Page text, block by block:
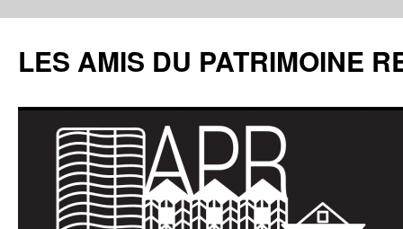
LES AMIS DU PATRIMOINE